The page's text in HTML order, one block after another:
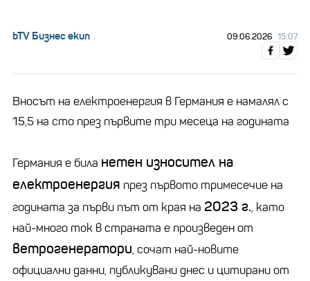
bTV Бизнес екип 09.06.2026 15:07
Вносът на електроенергия в Германия е намалял с
15,5 на сто през първите три месеца на годината
Германия е била нетен износител на
електроенергия през първото тримесечие на
годината за първи път от края на 2023 г., като
най-много ток в страната е произведен от
ветрогенератори, сочат най-новите
официални данни, публикувани днес и цитирани от